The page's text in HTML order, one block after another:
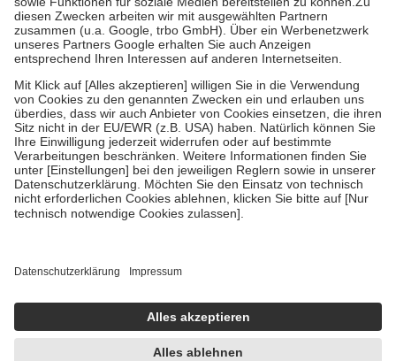
Kosten der Leistung zu entrichten.
Diese Regeln gelten grundsätzlich auch für Online-Apotheken.
Bei Heilmitteln und häuslicher Krankenpflege beträgt die
Zuzahlung zehn Prozent der Kosten sowie zehn Euro je
Verordnung.
Um das Engagement der Versicherten für ihre eigene Gesundheit zu
stärken und die besondere Stellung der Familie zu unterstützen,
fallenkeine Zuzahlungenan bei:
• Kindern und Jugendlichen bis zum vollendeten 18. Lebensjahr
mit Ausnahme der Fahrkosten
• Untersuchungen zur Vorsorge und Früherkennung, die von der
GKV getragen werden
Einholung von Bewertungen. Trusted Shops hat Maßnahmen
getroffen, um sicherzustellen, dass es sich um echte Bewertungen
handelt. Mehr Informationen findest du hier:
https://help.etrusted.com/hc/de/articles/4419944605341